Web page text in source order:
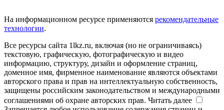
На информационном ресурсе применяются рекомендательные
технологии.
Все ресурсы сайта 1lkz.ru, включая (но не ограничиваясь)
текстовую, графическую, фотографическую и видео
информацию, структуру, дизайн и оформление страниц,
доменное имя, фирменное наименование являются объектами
авторского права и прав на интеллектуальную собственность,
защищены российским законодательством и международными
соглашениями об охране авторских прав. Читать далее